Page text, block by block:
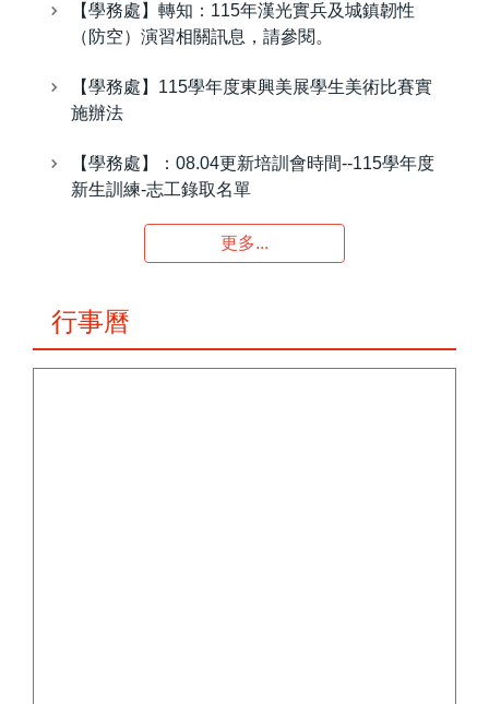
【學務處】轉知：115年漢光實兵及城鎮韌性
（防空）演習相關訊息，請參閱。
【學務處】115學年度東興美展學生美術比賽實
施辦法
【學務處】：08.04更新培訓會時間--115學年度
新生訓練-志工錄取名單
更多...
行事曆